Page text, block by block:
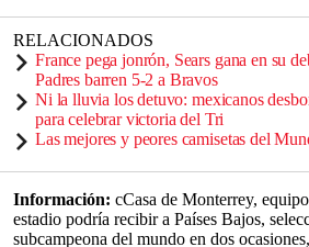
RELACIONADOS
France pega jonrón, Sears gana en su
Padres barren 5-2 a Bravos
Ni la lluvia los detuvo: mexicanos
para celebrar victoria del Tri
Las mejores y peores camisetas del
Información: cCasa de Monterrey,
estadio podría recibir a Países Bajos,
subcampeona del mundo en dos